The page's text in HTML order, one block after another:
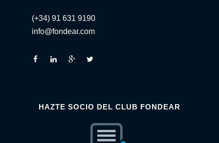
(+34) 91 631 9190
info@fondear.com
HAZTE SOCIO DEL CLUB FONDEAR